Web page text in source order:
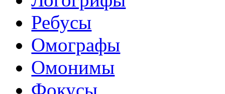
Ребусы
Омографы
Омонимы